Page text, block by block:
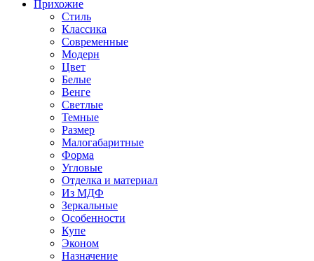
Прихожие
Стиль
Классика
Современные
Модерн
Цвет
Белые
Венге
Светлые
Темные
Размер
Малогабаритные
Форма
Угловые
Отделка и материал
Из МДФ
Зеркальные
Особенности
Купе
Эконом
Назначение